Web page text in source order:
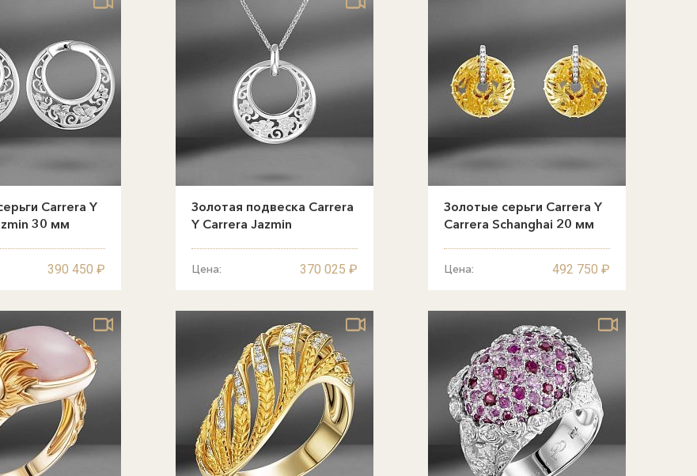
Carrera Y
30 мм
390 450 ₽
Золотая подвеска Carrera
Y Carrera Jazmin
Цена: 370 025 ₽
Золотые серьги Carrera Y
Carrera Schanghai 20 мм
Цена: 492 750 ₽